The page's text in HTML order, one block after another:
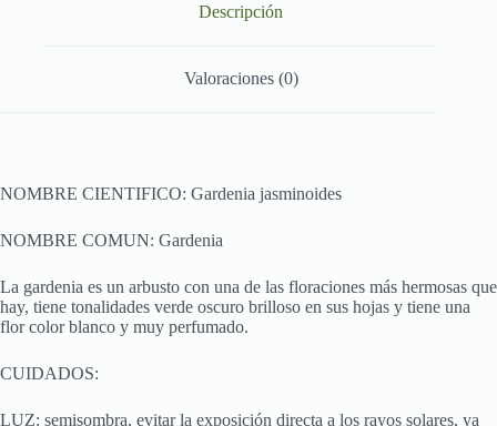
Descripción
Valoraciones (0)
NOMBRE CIENTIFICO: Gardenia jasminoides
NOMBRE COMUN: Gardenia
La gardenia es un arbusto con una de las floraciones más hermosas que
hay, tiene tonalidades verde oscuro brilloso en sus hojas y tiene una
flor color blanco y muy perfumado.
CUIDADOS:
LUZ: semisombra, evitar la exposición directa a los rayos solares, ya